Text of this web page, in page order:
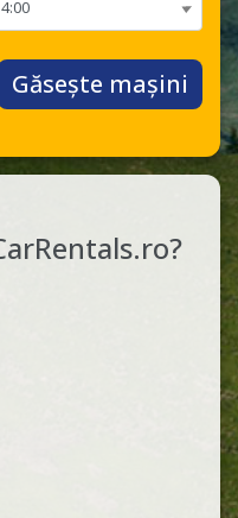
Găsește mașini